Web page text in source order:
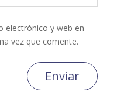
electrónico y web en
vez que comente.
Enviar